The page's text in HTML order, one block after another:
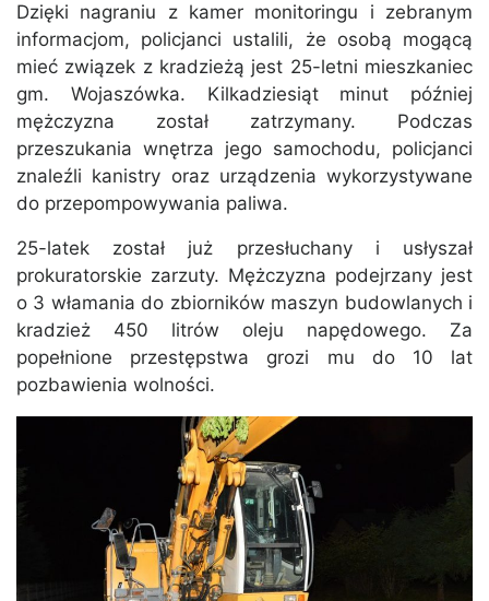
Dzięki nagraniu z kamer monitoringu i zebranym
informacjom, policjanci ustalili, że osobą mogącą
mieć związek z kradzieżą jest 25-letni mieszkaniec
gm. Wojaszówka. Kilkadziesiąt minut później
mężczyzna został zatrzymany. Podczas
przeszukania wnętrza jego samochodu, policjanci
znaleźli kanistry oraz urządzenia wykorzystywane
do przepompowywania paliwa.
25-latek został już przesłuchany i usłyszał
prokuratorskie zarzuty. Mężczyzna podejrzany jest
o 3 włamania do zbiorników maszyn budowlanych i
kradzież 450 litrów oleju napędowego. Za
popełnione przestępstwa grozi mu do 10 lat
pozbawienia wolności.